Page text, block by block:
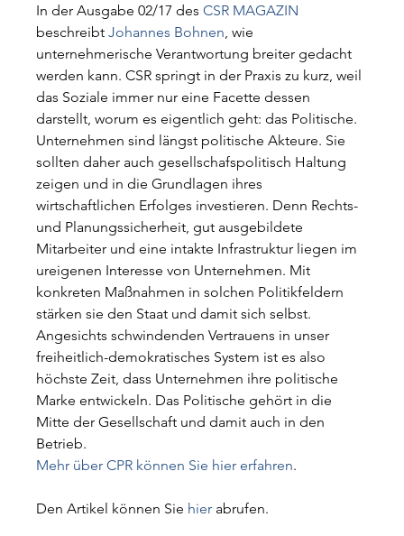
In der Ausgabe 02/17 des CSR MAGAZIN
beschreibt Johannes Bohnen , wie
unternehmerische Verantwortung breiter gedacht
werden kann. CSR springt in der Praxis zu kurz, weil
das Soziale immer nur eine Facette dessen
darstellt, worum es eigentlich geht: das Politische.
Unternehmen sind längst politische Akteure. Sie
sollten daher auch gesellschafspolitisch Haltung
zeigen und in die Grundlagen ihres
wirtschaftlichen Erfolges investieren. Denn Rechts-
und Planungssicherheit, gut ausgebildete
Mitarbeiter und eine intakte Infrastruktur liegen im
ureigenen Interesse von Unternehmen. Mit
konkreten Maßnahmen in solchen Politikfeldern
stärken sie den Staat und damit sich selbst.
Angesichts schwindenden Vertrauens in unser
freiheitlich-demokratisches System ist es also
höchste Zeit, dass Unternehmen ihre politische
Marke entwickeln. Das Politische gehört in die
Mitte der Gesellschaft und damit auch in den
Betrieb.
Mehr über CPR können Sie hier erfahren.
Den Artikel können Sie hier abrufen.